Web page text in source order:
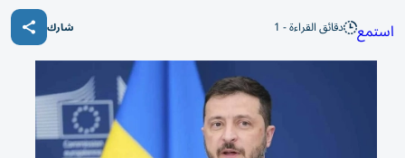
استمع دقائق القراءة - 1 شارك